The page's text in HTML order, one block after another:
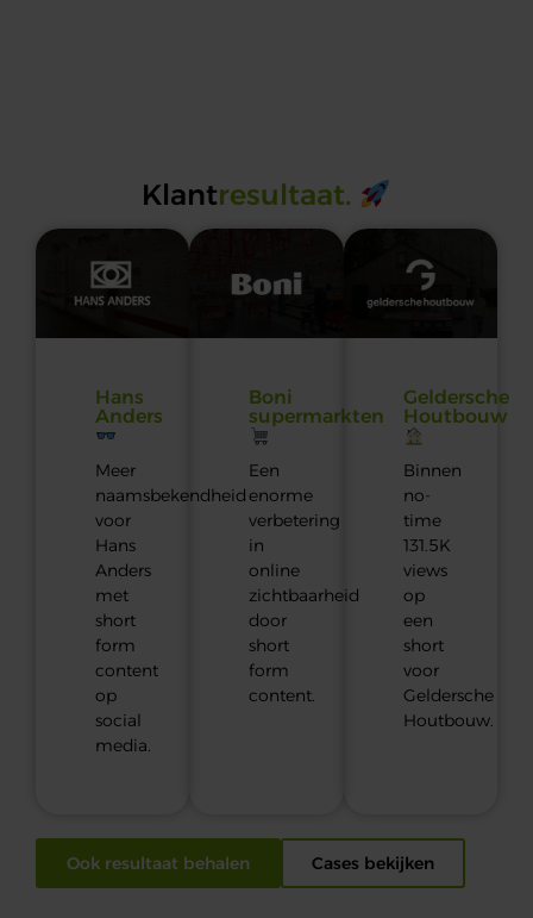
Klantresultaat.
Hans
Anders
Meer
naamsbekendheid
voor
Hans
Anders
met
short
form
content
op
social
media.
Boni
supermarkten
Een
enorme
verbetering
in
online
zichtbaarheid
door
short
form
content.
Geldersche
Houtbouw
Binnen
no-
time
131.5K
views
op
een
short
voor
Geldersche
Houtbouw.
Ook resultaat behalen Cases bekijken